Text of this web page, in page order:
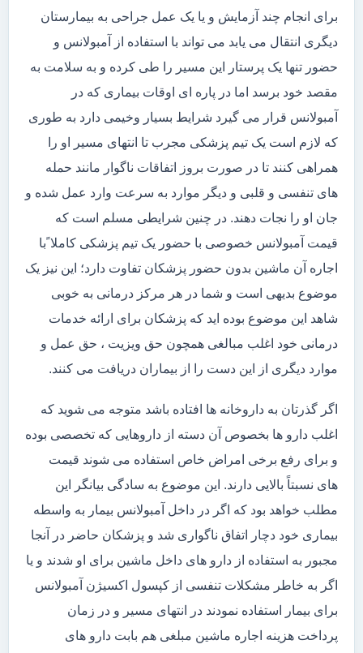
برای انجام چند آزمایش و یا یک عمل جراحی به بیمارستان
دیگری انتقال می یابد می تواند با استفاده از آمبولانس و
حضور تنها یک پرستار این مسیر را طی کرده و به سلامت به
مقصد خود برسد اما در پاره ای اوقات بیماری که در
آمبولانس قرار می گیرد شرایط بسیار وخیمی دارد به طوری
که لازم است یک تیم پزشکی مجرب تا انتهای مسیر او را
همراهی کنند تا در صورت بروز اتفاقات ناگوار مانند حمله
های تنفسی و قلبی و دیگر موارد به سرعت وارد عمل شده و
جان او را نجات دهند. در چنین شرایطی مسلم است که
قیمت آمبولانس خصوصی با حضور یک تیم پزشکی کاملا ًبا
اجاره آن ماشین بدون حضور پزشکان تفاوت دارد؛ این نیز یک
موضوع بدیهی است و شما در هر مرکز درمانی به خوبی
شاهد این موضوع بوده اید که پزشکان برای ارائه خدمات
درمانی خود اغلب مبالغی همچون حق ویزیت ، حق عمل و
موارد دیگری از این دست را از بیماران دریافت می کنند.
اگر گذرتان به داروخانه ها افتاده باشد متوجه می شوید که
اغلب دارو ها بخصوص آن دسته از داروهایی که تخصصی بوده
و برای رفع برخی امراض خاص استفاده می شوند قیمت
های نسبتاً بالایی دارند. این موضوع به سادگی بیانگر این
مطلب خواهد بود که اگر در داخل آمبولانس بیمار به واسطه
بیماری خود دچار اتفاق ناگواری شد و پزشکان حاضر در آنجا
مجبور به استفاده از دارو های داخل ماشین برای او شدند و یا
اگر به خاطر مشکلات تنفسی از کپسول اکسیژن آمبولانس
برای بیمار استفاده نمودند در انتهای مسیر و در زمان
پرداخت هزینه اجاره ماشین مبلغی هم بابت دارو های